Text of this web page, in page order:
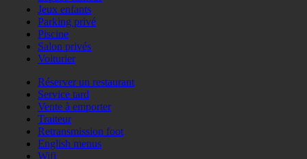
Jeux enfants
Parking privé
Piscine
Salon privés
Voiturier
Réserver un restaurant
Service tard
Vente à emporter
Traiteur
Retransmission foot
English menus
Wifi